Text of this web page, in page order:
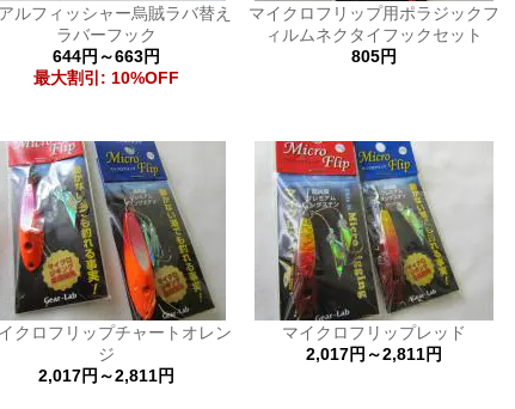
ルフィッシャー烏賊ラバ替え
ラバーフック
644円～663円
最大割引: 10%OFF
マイクロフリップ用ポラジックフ
ィルムネクタイフックセット
805円
クロフリップチャートオレン
ジ
2,017円～2,811円
マイクロフリップレッド
2,017円～2,811円